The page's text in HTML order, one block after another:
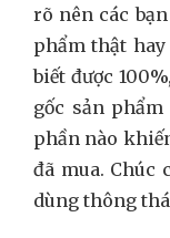
rõ nên các
phẩm thật
biết được
gốc sản
phần nào
đã mua. Chúc
dùng thông